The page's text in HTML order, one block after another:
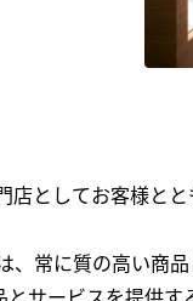
としてお客様と
常に質の高い商